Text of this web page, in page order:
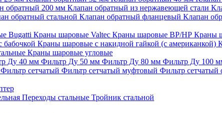
обратный 200 мм Клапан обратный из нержавеющей стали
обратный стальной Клапан обратный фланцевый Клапан
Bugatti Краны шаровые Valtec Краны шаровые ВР/НР Краны
Краны шаровые с накидной гайкой (с американкой)
Краны шаровые угловые
Ду 40 мм Фильтр Ду 50 мм Фильтр Ду 80 мм Фильтр Ду 100
Фильтр сетчатый Фильтр сетчатый муфтовый Фильтр сетчатый
Переходы стальные Тройник стальной